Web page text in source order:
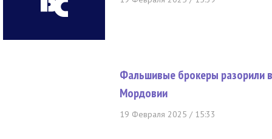
Фальшивые брокеры разорили
Мордовии
19 Февраля 2025 / 15:33